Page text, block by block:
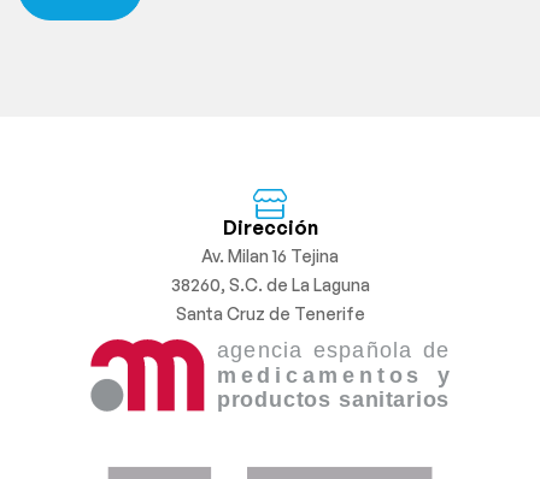
Dirección
Av. Milan 16 Tejina
38260, S.C. de La Laguna
Santa Cruz de Tenerife